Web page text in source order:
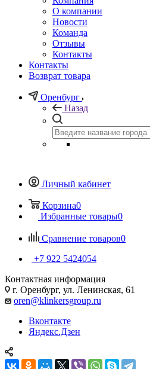
О компании
Новости
Команда
Отзывы
Контакты
Контакты
Возврат товара
Оренбург
Назад
Личный кабинет
Корзина0
Избранные товары0
Сравнение товаров0
+7 922 5424054
Контактная информация
г. Оренбург, ул. Ленинская, 61
oren@klinkersgroup.ru
Вконтакте
Яндекс.Дзен